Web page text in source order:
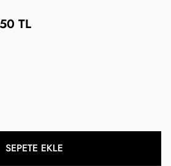
TL
SEPETE EKLE